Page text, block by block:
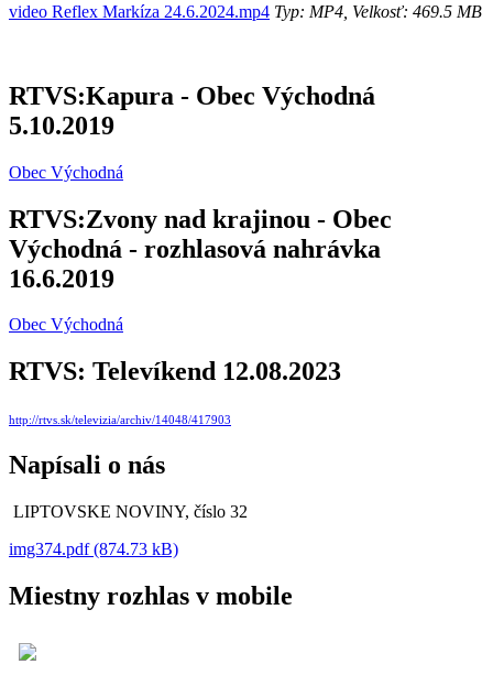
video Reflex Markíza 24.6.2024.mp4 Typ: MP4, Velkosť: 469.5 MB
RTVS:Kapura - Obec Východná
5.10.2019
Obec Východná
RTVS:Zvony nad krajinou - Obec
Východná - rozhlasová nahrávka
16.6.2019
Obec Východná
RTVS: Televíkend 12.08.2023
http://rtvs.sk/televizia/archiv/14048/417903
Napísali o nás
LIPTOVSKE NOVINY, číslo 32
img374.pdf (874.73 kB)
Miestny rozhlas v mobile